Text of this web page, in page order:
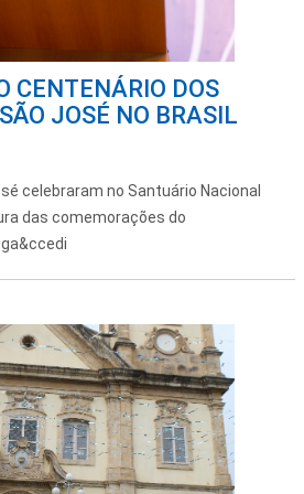
CENTENÁRIO DOS
JOSÉ NO BRASIL
celebraram no Santuário Nacional
das comemorações do